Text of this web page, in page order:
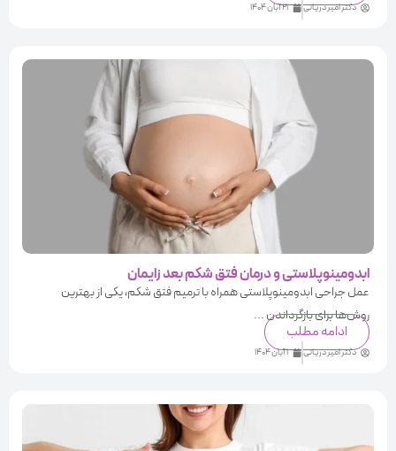
دکتر امیر دریانی 21 آبان 1404
ابدومینوپلاستی و درمان فتق شکم بعد زایمان
عمل جراحی ابدومینوپلاستی همراه با ترمیم فتق شکم، یکی از بهترین
روش‌ها برای بازگرداندن ...
ادامه مطلب
دکتر امیر دریانی 1 آبان 1404